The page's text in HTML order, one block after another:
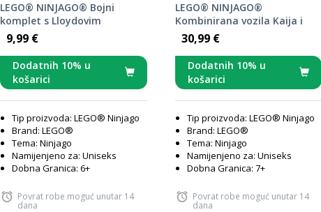
LEGO® NINJAGO® Bojni
komplet s Lloydovim
mehaničkim zmajem 71862
9,99 €
Dodatnih 10% u
košarici
Tip proizvoda: LEGO® Ninjago
Brand: LEGO®
Tema: Ninjago
Namijenjeno za: Uniseks
Dobna Granica: 6+
Povrat robe moguć unutar 14
dana
LEGO® NINJAGO®
Kombinirana vozila Kaija i
Colea 71864
30,99 €
Dodatnih 10% u
košarici
Tip proizvoda: LEGO® Ninjago
Brand: LEGO®
Tema: Ninjago
Namijenjeno za: Uniseks
Dobna Granica: 7+
Povrat robe moguć unutar 14
dana